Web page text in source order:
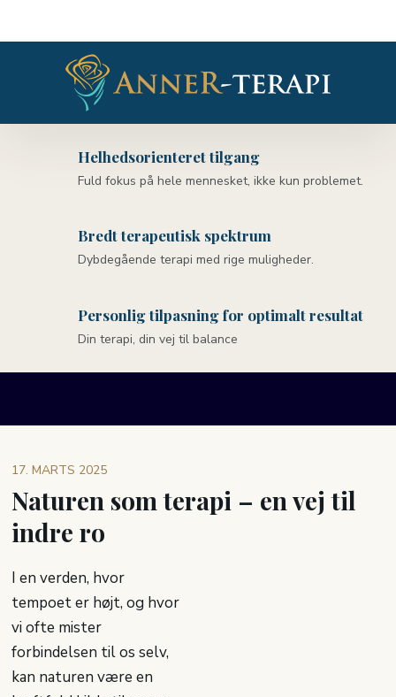
Helhedsorienteret tilgang
Fuld fokus på hele mennesket, ikke kun problemet.
Bredt terapeutisk spektrum
Dybdegående terapi med rige muligheder.
Personlig tilpasning for optimalt resultat
Din terapi, din vej til balance
17. MARTS 2025
Naturen som terapi – en vej til
indre ro
I en verden, hvor
tempoet er højt, og hvor
vi ofte mister
forbindelsen til os selv,
kan naturen være en